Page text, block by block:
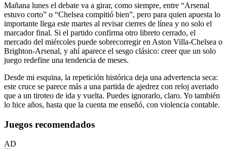
Mañana lunes el debate va a girar, como siempre, entre “Arsenal
estuvo corto” o “Chelsea compitió bien”, pero para quien apuesta lo
importante llega este martes al revisar cierres de línea y no solo el
marcador final. Si el partido confirma otro libreto cerrado, el
mercado del miércoles puede sobrecorregir en Aston Villa-Chelsea o
Brighton-Arsenal, y ahí aparece el sesgo clásico: creer que un solo
juego redefine una tendencia de meses.
Desde mi esquina, la repetición histórica deja una advertencia seca:
este cruce se parece más a una partida de ajedrez con reloj averiado
que a un tiroteo de ida y vuelta. Puedes ignorarlo, claro. Yo también
lo hice años, hasta que la cuenta me enseñó, con violencia contable.
Juegos recomendados
AD